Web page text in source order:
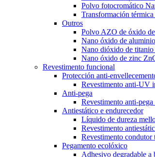
Polvo fotocromático
Transformación
Outros
Polvo AZO de óxido
Nano óxido de
Nano dióxido de
Nano óxido de zinc
Revestimento funcional
Protección anti-
Revestimento anti-UV
Anti-pega
Revestimento anti-pega
Antiestático e endurecedor
Líquido de dureza
Revestimento
Revestimento condutor
Pegamento ecolóxico
Adhesivo degradable a